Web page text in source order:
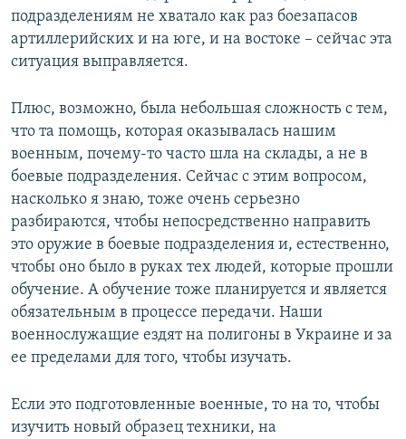
подразделениям не хватало как раз боезапасов
артиллерийских и на юге, и на востоке – сейчас эта
ситуация выправляется.
Плюс, возможно, была небольшая сложность с тем,
что та помощь, которая оказывалась нашим
военным, почему-то часто шла на склады, а не в
боевые подразделения. Сейчас с этим вопросом,
насколько я знаю, тоже очень серьезно
разбираются, чтобы непосредственно направить
это оружие в боевые подразделения и, естественно,
чтобы оно было в руках тех людей, которые прошли
обучение. А обучение тоже планируется и является
обязательным в процессе передачи. Наши
военнослужащие ездят на полигоны в Украине и за
ее пределами для того, чтобы изучать.
Если это подготовленные военные, то на то, чтобы
изучить новый образец техники, на